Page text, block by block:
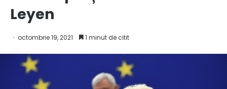
Leyen
octombrie 19, 2021 1 minut de citit